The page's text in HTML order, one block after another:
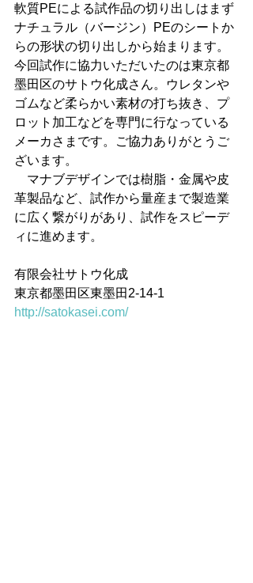
軟質PEによる試作品の切り出しはまず
ナチュラル（バージン）PEのシートか
らの形状の切り出しから始まります。
今回試作に協力いただいたのは東京都
墨田区のサトウ化成さん。ウレタンや
ゴムなど柔らかい素材の打ち抜き、プ
ロット加工などを専門に行なっている
メーカさまです。ご協力ありがとうご
ざいます。
マナブデザインでは樹脂・金属や皮
革製品など、試作から量産まで製造業
に広く繋がりがあり、試作をスピーデ
ィに進めます。
有限会社サトウ化成
東京都墨田区東墨田2-14-1
http://satokasei.com/